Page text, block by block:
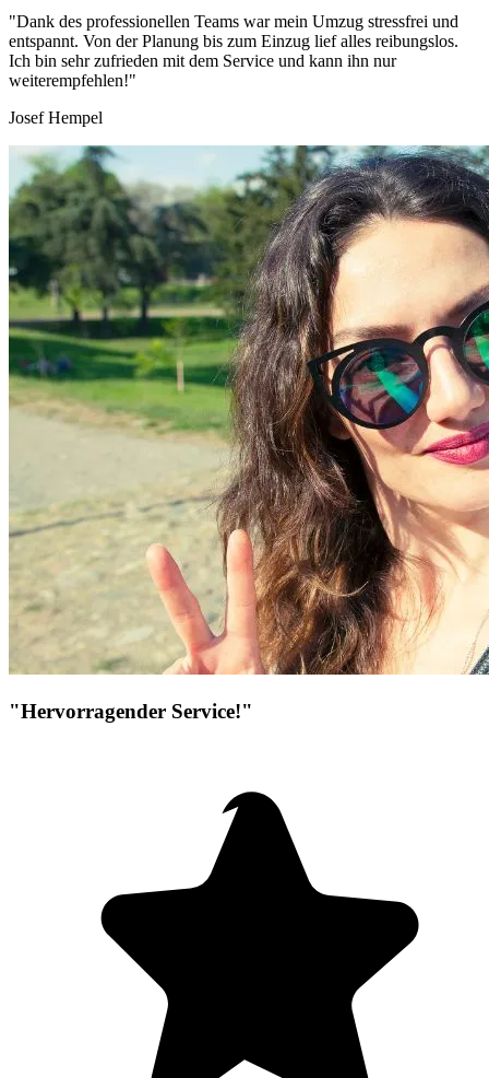
"Dank des professionellen Teams war mein Umzug stressfrei und
entspannt. Von der Planung bis zum Einzug lief alles reibungslos.
Ich bin sehr zufrieden mit dem Service und kann ihn nur
weiterempfehlen!"
Josef Hempel
"Hervorragender Service!"